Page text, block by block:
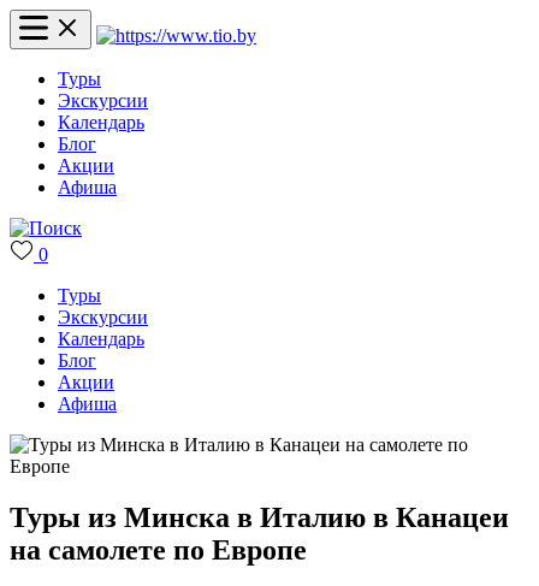
Туры
Экскурсии
Календарь
Блог
Акции
Афиша
0
Туры
Экскурсии
Календарь
Блог
Акции
Афиша
Туры из Минска в Италию в Канацеи
на самолете по Европе